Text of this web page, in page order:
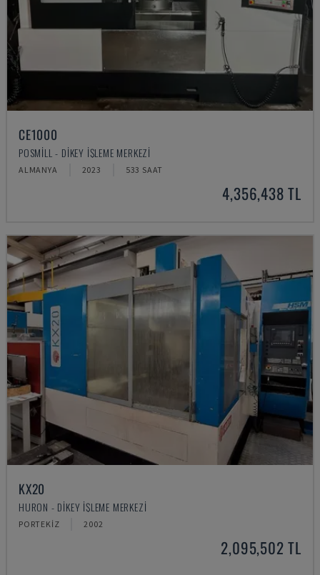
CE1000
POSMILL - DIKEY İŞLEME MERKEZI
ALMANYA 2023 533 SAAT
4,356,438 TL
KX20
HURON - DIKEY İŞLEME MERKEZI
PORTEKIZ 2002
2,095,502 TL